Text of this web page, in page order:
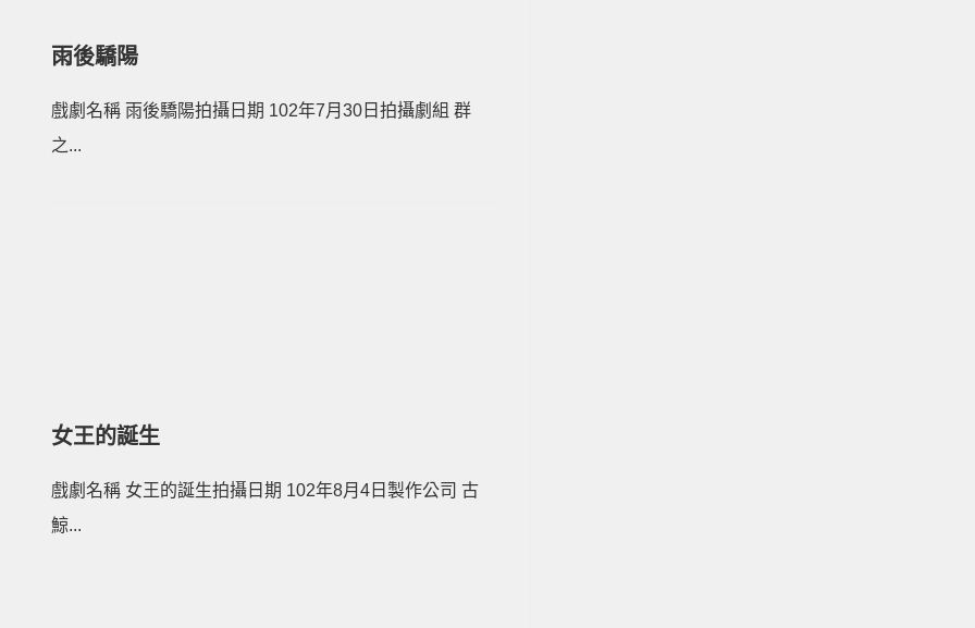
雨後驕陽
戲劇名稱 雨後驕陽拍攝日期 102年7月30日拍攝劇組 群
之...
女王的誕生
戲劇名稱 女王的誕生拍攝日期 102年8月4日製作公司 古
鯨...